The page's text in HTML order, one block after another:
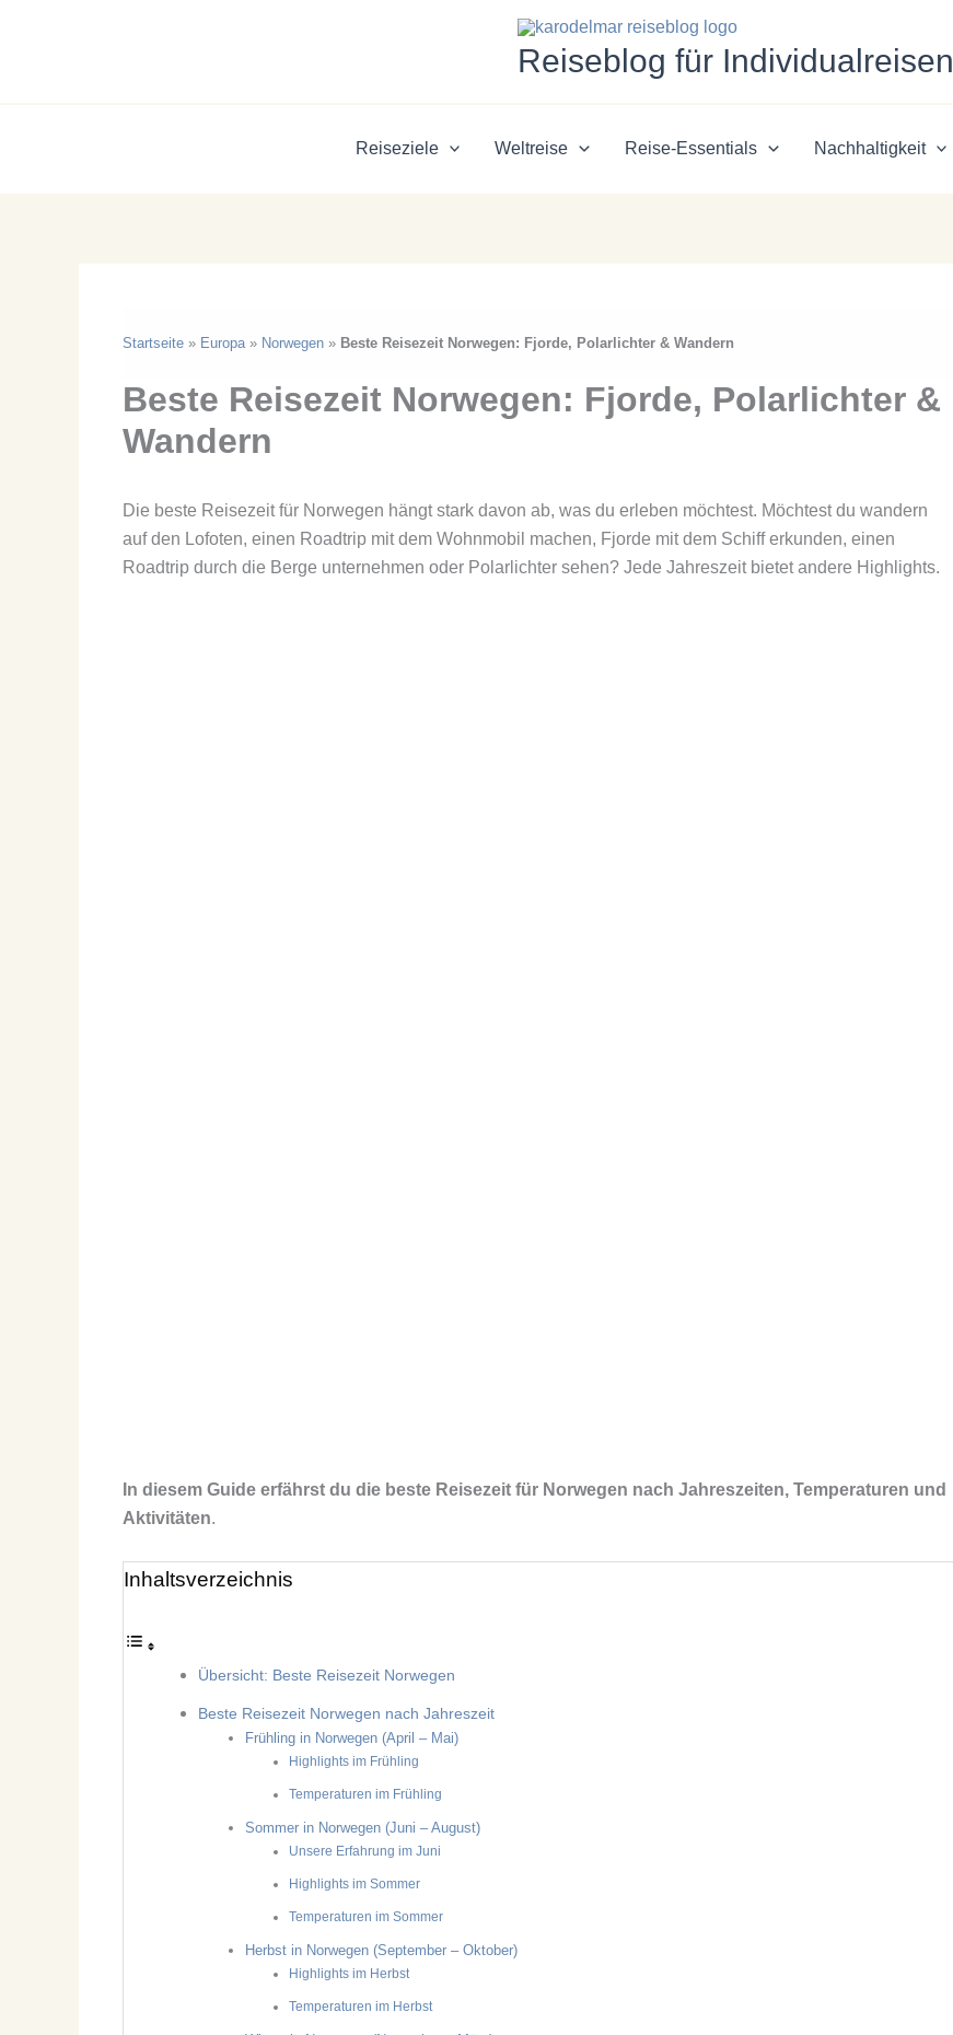
Reiseblog für Individualreisen
Reiseziele Weltreise Reise-Essentials Nachhaltigkeit
Startseite » Europa » Norwegen » Beste Reisezeit Norwegen: Fjorde, Polarlichter & Wandern
Beste Reisezeit Norwegen: Fjorde, Polarlichter &
Wandern
Die beste Reisezeit für Norwegen hängt stark davon ab, was du erleben möchtest. Möchtest du wandern
auf den Lofoten, einen Roadtrip mit dem Wohnmobil machen, Fjorde mit dem Schiff erkunden, einen
Roadtrip durch die Berge unternehmen oder Polarlichter sehen? Jede Jahreszeit bietet andere Highlights.
In diesem Guide erfährst du die beste Reisezeit für Norwegen nach Jahreszeiten, Temperaturen und
Aktivitäten.
Inhaltsverzeichnis
Übersicht: Beste Reisezeit Norwegen
Beste Reisezeit Norwegen nach Jahreszeit
Frühling in Norwegen (April – Mai)
Highlights im Frühling
Temperaturen im Frühling
Sommer in Norwegen (Juni – August)
Unsere Erfahrung im Juni
Highlights im Sommer
Temperaturen im Sommer
Herbst in Norwegen (September – Oktober)
Highlights im Herbst
Temperaturen im Herbst